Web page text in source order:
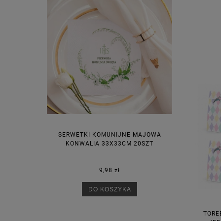
SERWETKI KOMUNIJNE MAJOWA
KONWALIA 33X33CM 20SZT
9,98 zł
DO KOSZYKA